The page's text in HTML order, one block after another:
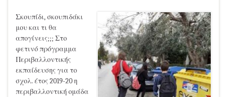
Σκουπίδι, σκουπιδάκι
μου και τι θα
απογίνεις;;; Στο
φετινό πρόγραμμα
Περιβαλλοντικής
εκπαίδευσης για το
σχολ. έτος 2019-20 η
περιβαλλοντική ομάδα